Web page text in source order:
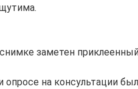
заметен
опросе на консультации